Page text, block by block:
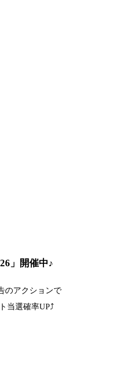
」開催中♪
のアクションで
当選確率UP⤴